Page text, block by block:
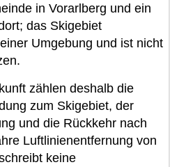
in Vorarlberg und ein
das Skigebiet
Umgebung und ist nicht
zählen deshalb die
zum Skigebiet, der
und die Rückkehr nach
Luftlinienentfernung von
keine